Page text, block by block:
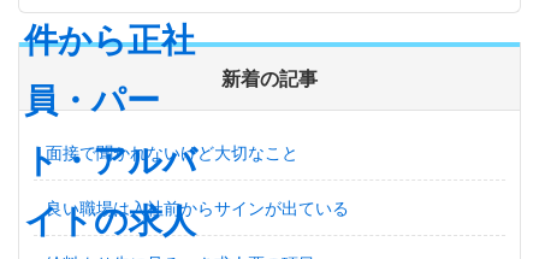
新着の記事
面接で聞かれないけど大切なこと
良い職場は入社前からサインが出ている